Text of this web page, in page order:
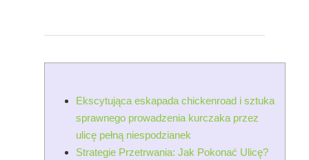
Ekscytująca eskapada chickenroad i sztuka
sprawnego prowadzenia kurczaka przez
ulicę pełną niespodzianek
Strategie Przetrwania: Jak Pokonać Ulicę?